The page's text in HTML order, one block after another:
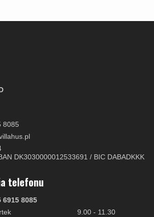
8085
DK3030000012533691 / BIC DABADKKK
telefonu
6915 8085
9.00 - 11.30